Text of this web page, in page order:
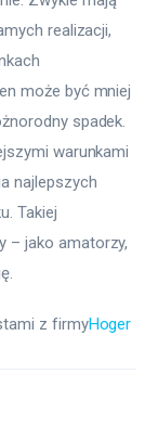
realizacji,
może być mniej
spadek.
warunkami
najlepszych
Takiej
– jako amatorzy,
z firmyHoger